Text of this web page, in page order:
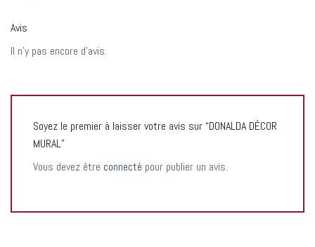
Avis
Il n’y pas encore d’avis.
Soyez le premier à laisser votre avis sur “DONALDA DÉCOR
MURAL”
Vous devez être connecté pour publier un avis.